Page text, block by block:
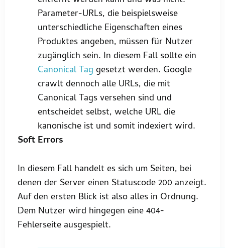
Parameter-URLs, die beispielsweise
unterschiedliche Eigenschaften eines
Produktes angeben, müssen für Nutzer
zugänglich sein. In diesem Fall sollte ein
Canonical Tag gesetzt werden. Google
crawlt dennoch alle URLs, die mit
Canonical Tags versehen sind und
entscheidet selbst, welche URL die
kanonische ist und somit indexiert wird.
Soft Errors
In diesem Fall handelt es sich um Seiten, bei
denen der Server einen Statuscode 200 anzeigt.
Auf den ersten Blick ist also alles in Ordnung.
Dem Nutzer wird hingegen eine 404-
Fehlerseite ausgespielt.